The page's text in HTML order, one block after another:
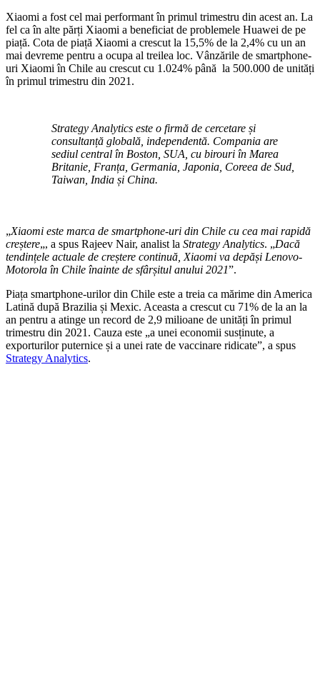
Xiaomi a fost cel mai performant în primul trimestru din acest an. La
fel ca în alte părți Xiaomi a beneficiat de problemele Huawei de pe
piață. Cota de piață Xiaomi a crescut la 15,5% de la 2,4% cu un an
mai devreme pentru a ocupa al treilea loc. Vânzările de smartphone-
uri Xiaomi în Chile au crescut cu 1.024% până la 500.000 de unități
în primul trimestru din 2021.
Strategy Analytics este o firmă de cercetare și
consultanță globală, independentă. Compania are
sediul central în Boston, SUA, cu birouri în Marea
Britanie, Franța, Germania, Japonia, Coreea de Sud,
Taiwan, India și China.
„Xiaomi este marca de smartphone-uri din Chile cu cea mai rapidă
creștere„, a spus Rajeev Nair, analist la Strategy Analytics. „Dacă
tendințele actuale de creștere continuă, Xiaomi va depăși Lenovo-
Motorola în Chile înainte de sfârșitul anului 2021”.
Piața smartphone-urilor din Chile este a treia ca mărime din America
Latină după Brazilia și Mexic. Aceasta a crescut cu 71% de la an la
an pentru a atinge un record de 2,9 milioane de unități în primul
trimestru din 2021. Cauza este „a unei economii susținute, a
exporturilor puternice și a unei rate de vaccinare ridicate”, a spus
Strategy Analytics.